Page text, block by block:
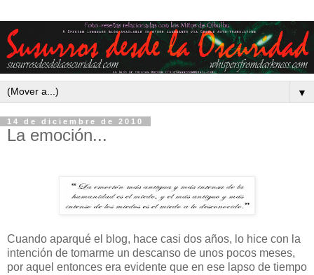
▼
14 de diciembre de 2010
La emoción...
Cuando aparqué el blog, hace casi dos años, lo hice con la
intención de tomarme un descanso de unos pocos meses,
por aquel entonces era evidente que en ese lapso de tiempo